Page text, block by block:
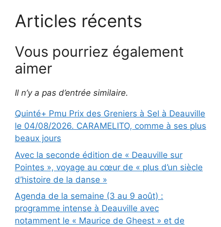
Articles récents
Vous pourriez également
aimer
Il n’y a pas d’entrée similaire.
Quinté+ Pmu Prix des Greniers à Sel à Deauville
le 04/08/2026. CARAMELITO, comme à ses plus
beaux jours
Avec la seconde édition de « Deauville sur
Pointes », voyage au cœur de « plus d’un siècle
d’histoire de la danse »
Agenda de la semaine (3 au 9 août) :
programme intense à Deauville avec
notamment le « Maurice de Gheest » et de